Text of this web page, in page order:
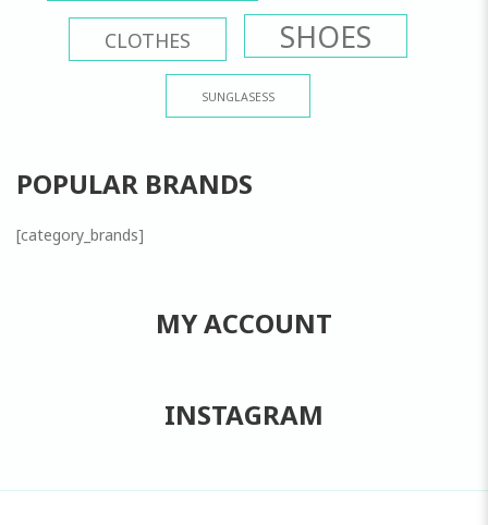
CLOTHES SHOES
SUNGLASESS
POPULAR BRANDS
[category_brands]
MY ACCOUNT
INSTAGRAM